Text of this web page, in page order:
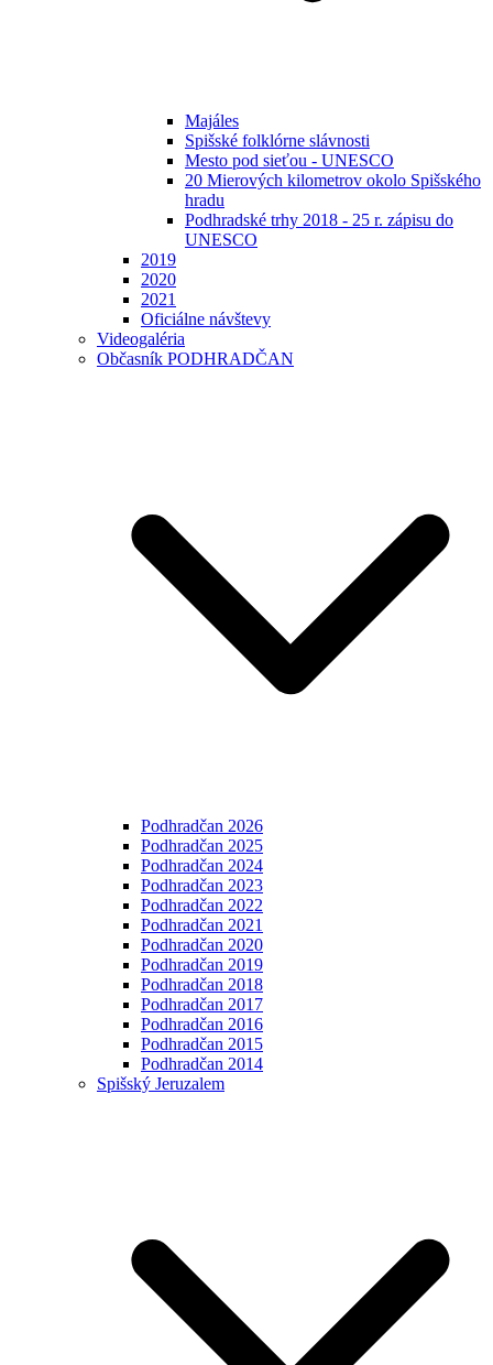
Majáles
Spišské folklórne slávnosti
Mesto pod sieťou - UNESCO
20 Mierových kilometrov okolo Spišského
hradu
Podhradské trhy 2018 - 25 r. zápisu do
UNESCO
2019
2020
2021
Oficiálne návštevy
Videogaléria
Občasník PODHRADČAN
Podhradčan 2026
Podhradčan 2025
Podhradčan 2024
Podhradčan 2023
Podhradčan 2022
Podhradčan 2021
Podhradčan 2020
Podhradčan 2019
Podhradčan 2018
Podhradčan 2017
Podhradčan 2016
Podhradčan 2015
Podhradčan 2014
Spišský Jeruzalem